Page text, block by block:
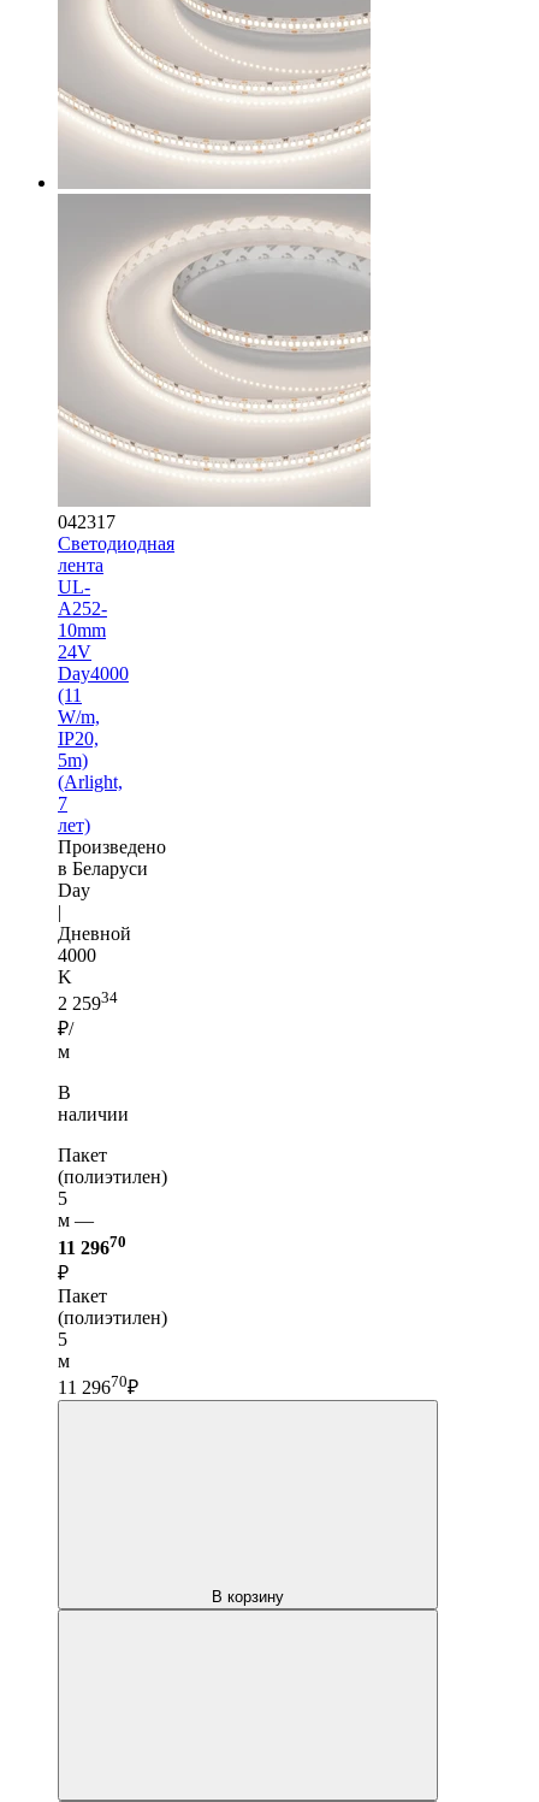
042317
Светодиодная
лента
UL-
A252-
10mm
24V
Day4000
(11
W/m,
IP20,
5m)
(Arlight,
7
лет)
Произведено
в Беларуси
Day
|
Дневной
4000
K
2 25934
₽/
м
В
наличии
Пакет
(полиэтилен)
5
м —
11 29670
₽
Пакет
(полиэтилен)
5
м
11 29670₽
В корзину